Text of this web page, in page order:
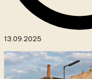
13.09.2025